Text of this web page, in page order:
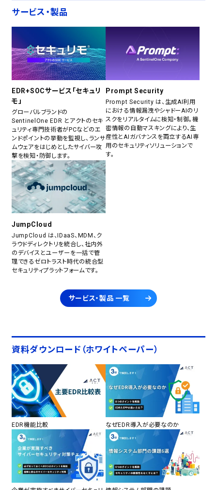
サービス・製品
EDR+SOCサービス「セキュリ
モ」
グローバルブランドの
SentinelOne EDR とアクトのセキ
ュリティ専門技術者がPCなどのエ
ンドポイントの挙動を監視し、ランサ
ムウェアをはじめとしたサイバー攻
撃を検知・防御します。
Prompt Security
Prompt Security は、生成AI利用
における情報漏洩やシャドーAIのリ
スクをリアルタイムに検知・制御。機
密情報の自動マスキングにより、生
産性とAIガバナンスを両立するAI専
用のセキュリティソリューションで
す。
JumpCloud
JumpCloud は、IDaaS、MDM、ク
ラウドディレクトリを統合し、社内外
のデバイスとユーザーを一括で管
理できるゼロトラスト時代の統合型
セキュリティプラットフォームです。
サービス・製品 一覧
資料ダウンロード（ホワイトペーパー）
EDR機能比較 なぜEDR導入が必要なのか